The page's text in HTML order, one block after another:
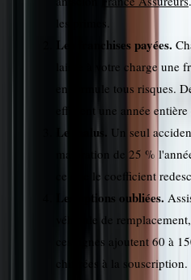
les primes.
Les franchises payées.
laisse à votre charge une
en formule tous risques.
effacent une année
Le malus. Un seul
majoration de 25 %
ce que le coefficient
Les options oubliées.
véhicule de
ces lignes ajoutent 60 à
chiffrées à la souscription.